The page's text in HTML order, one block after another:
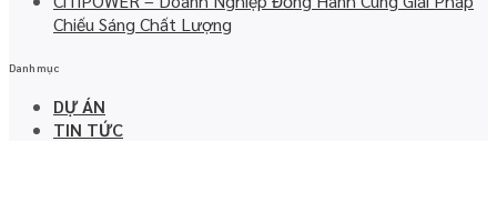
Chiếu Sáng Chất Lượng
Danh mục
DỰ ÁN
TIN TỨC